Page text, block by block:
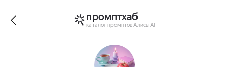
промптхаб
каталог промптов Алисы AI